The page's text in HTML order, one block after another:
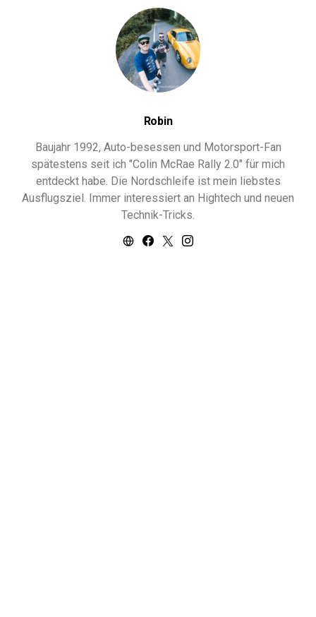
Robin
Baujahr 1992, Auto-besessen und Motorsport-Fan
spätestens seit ich "Colin McRae Rally 2.0" für mich
entdeckt habe. Die Nordschleife ist mein liebstes
Ausflugsziel. Immer interessiert an Hightech und neuen
Technik-Tricks.